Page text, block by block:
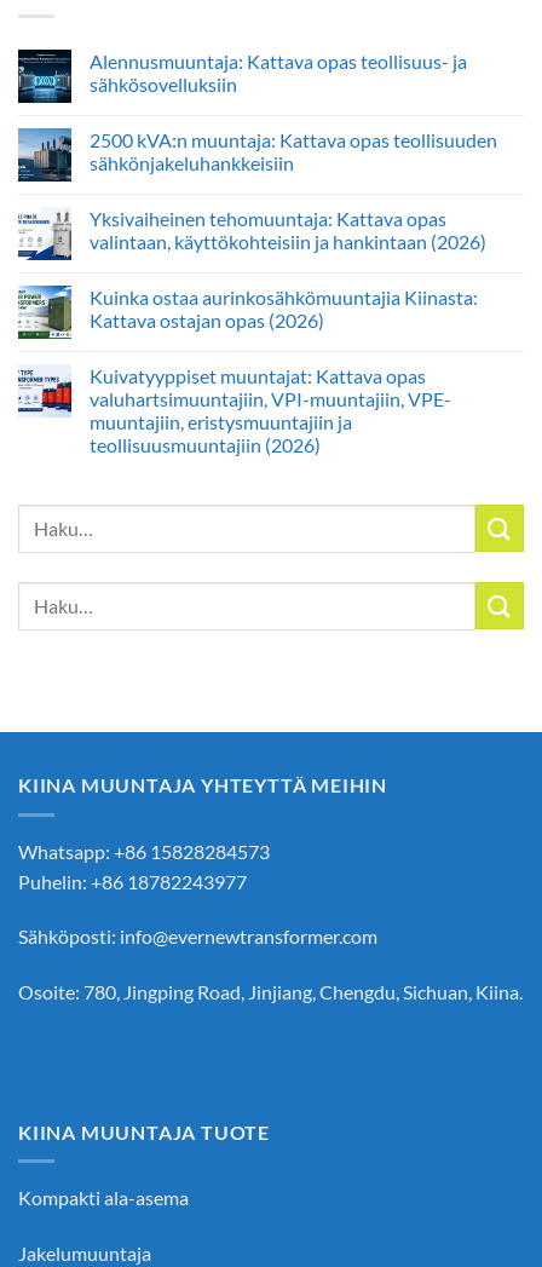
Alennusmuuntaja: Kattava opas teollisuus- ja
sähkösovelluksiin
2500 kVA:n muuntaja: Kattava opas teollisuuden
sähkönjakeluhankkeisiin
Yksivaiheinen tehomuuntaja: Kattava opas
valintaan, käyttökohteisiin ja hankintaan (2026)
Kuinka ostaa aurinkosähkömuuntajia Kiinasta:
Kattava ostajan opas (2026)
Kuivatyyppiset muuntajat: Kattava opas
valuhartsimuuntajiin, VPI-muuntajiin, VPE-
muuntajiin, eristysmuuntajiin ja
teollisuusmuuntajiin (2026)
KIINA MUUNTAJA YHTEYTTÄ MEIHIN
Whatsapp: +86 15828284573
Puhelin: +86 18782243977
Sähköposti: info@evernewtransformer.com
Osoite: 780, Jingping Road, Jinjiang, Chengdu, Sichuan, Kiina.
KIINA MUUNTAJA TUOTE
Kompakti ala-asema
Jakelumuuntaja